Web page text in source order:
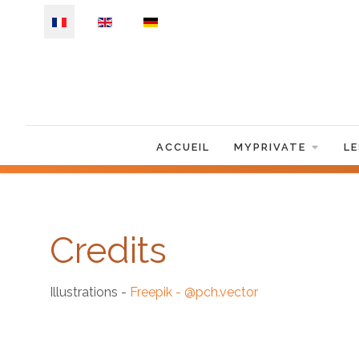
ACCUEIL MYPRIVATE
Credits
Illustrations - Freepik - @pch.vector